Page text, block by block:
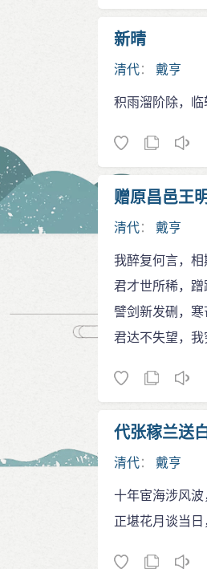
新晴
清代： 戴亨
积雨溜阶除，临
赠原昌邑王
清代： 戴亨
我醉复何言，相
君才世所稀，蹭
譬剑新发硎，寒
君达不失望，我
代张稼兰送
清代： 戴亨
十年宦海涉风波
正堪花月谈当